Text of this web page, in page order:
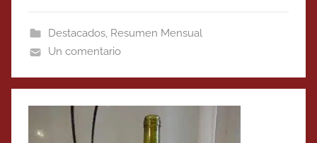
Destacados, Resumen Mensual
Un comentario